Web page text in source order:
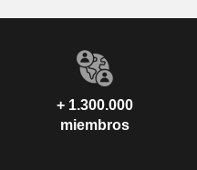
+ 1.300.000
miembros